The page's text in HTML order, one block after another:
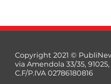
Copyright 2021 ©
via Amendola 33/35,
C.F/P.IVA 02786180816